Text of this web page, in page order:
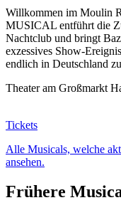
Willkommen im Moulin
MUSICAL entführt die
Nachtclub und bringt
exzessives Show-
endlich in Deutschland
Theater am Großmarkt
Tickets
Alle Musicals, welche
ansehen.
Frühere